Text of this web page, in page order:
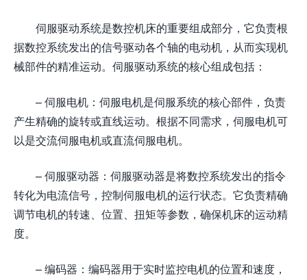
伺服驱动系统是数控机床的重要组成部分，它负责根
据数控系统发出的信号驱动各个轴的电动机，从而实现机
械部件的精准运动。伺服驱动系统的核心组成包括：
– 伺服电机：伺服电机是伺服系统的核心部件，负责
产生精确的旋转或直线运动。根据不同需求，伺服电机可
以是交流伺服电机或直流伺服电机。
– 伺服驱动器：伺服驱动器是将数控系统发出的指令
转化为电流信号，控制伺服电机的运行状态。它负责精确
调节电机的转速、位置、扭矩等参数，确保机床的运动精
度。
– 编码器：编码器用于实时监控电机的位置和速度，